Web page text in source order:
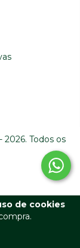
de cookies
Todos os